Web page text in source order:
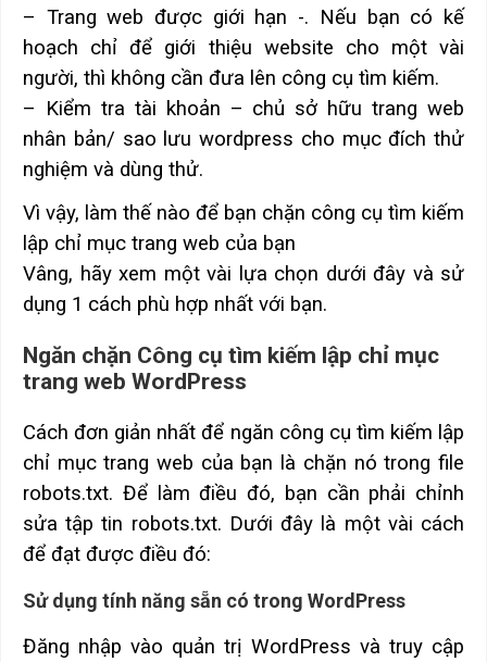
– Trang web được giới hạn -. Nếu bạn có kế
hoạch chỉ để giới thiệu website cho một vài
người, thì không cần đưa lên công cụ tìm kiếm.
– Kiểm tra tài khoản – chủ sở hữu trang web
nhân bản/ sao lưu wordpress cho mục đích thử
nghiệm và dùng thử.
Vì vậy, làm thế nào để bạn chặn công cụ tìm kiếm
lập chỉ mục trang web của bạn
Vâng, hãy xem một vài lựa chọn dưới đây và sử
dụng 1 cách phù hợp nhất với bạn.
Ngăn chặn Công cụ tìm kiếm lập chỉ mục
trang web WordPress
Cách đơn giản nhất để ngăn công cụ tìm kiếm lập
chỉ mục trang web của bạn là chặn nó trong file
robots.txt. Để làm điều đó, bạn cần phải chỉnh
sửa tập tin robots.txt. Dưới đây là một vài cách
để đạt được điều đó:
Sử dụng tính năng sẵn có trong WordPress
Đăng nhập vào quản trị WordPress và truy cập